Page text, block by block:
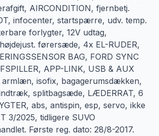
AIRCONDITION, fjernbetj.
infocenter, startspærre, udv. temp.
forlygter, 12V udtag,
førersæde, 4x EL-RUDER,
BAG, FORD SYNC
APP-LINK, USB & AUX
armlæn, isofix, bagagerumsdækken,
splitbagsæde, LÆDERRAT, 6
abs, antispin, esp, servo, ikke
3/2025, tidligere SUVO
Første reg. dato: 28/8-2017.